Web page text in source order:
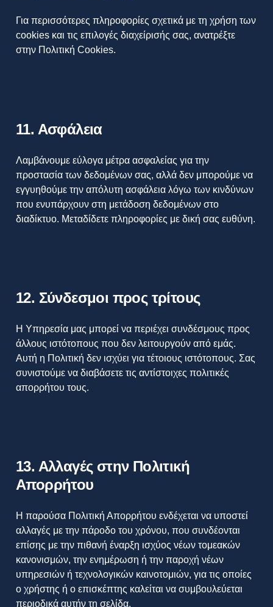
Για περισσότερες πληροφορίες σχετικά με τη χρήση των
cookies και τις επιλογές διαχείρισής σας, ανατρέξτε
στην Πολιτική Cookies.
11. Ασφάλεια
Λαμβάνουμε εύλογα μέτρα ασφαλείας για την
προστασία των δεδομένων σας, αλλά δεν μπορούμε να
εγγυηθούμε την απόλυτη ασφάλεια λόγω των κινδύνων
που ενυπάρχουν στη μετάδοση δεδομένων στο
διαδίκτυο. Μεταδίδετε πληροφορίες με δική σας ευθύνη.
12. Σύνδεσμοι προς τρίτους
Η Υπηρεσία μας μπορεί να περιέχει συνδέσμους προς
άλλους ιστότοπους που δεν λειτουργούν από εμάς.
Αυτή η Πολιτική δεν ισχύει για τέτοιους ιστότοπους. Σας
συνιστούμε να διαβάσετε τις αντίστοιχες πολιτικές
απορρήτου τους.
13. Αλλαγές στην Πολιτική
Απορρήτου
Η παρούσα Πολιτική Απορρήτου ενδέχεται να υποστεί
αλλαγές με την πάροδο του χρόνου, που συνδέονται
επίσης με την πιθανή έναρξη ισχύος νέων τομεακών
κανονισμών, την ενημέρωση ή την παροχή νέων
υπηρεσιών ή τεχνολογικών καινοτομιών, για τις οποίες
ο χρήστης ή ο επισκέπτης καλείται να συμβουλεύεται
περιοδικά αυτήν τη σελίδα.